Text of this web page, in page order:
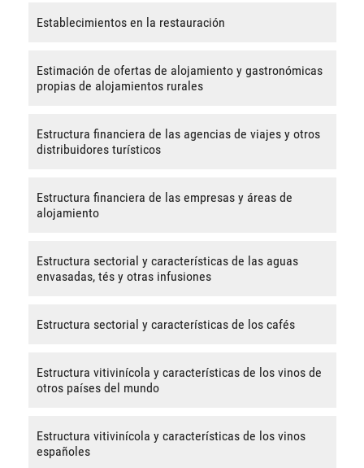
Establecimientos en la restauración
Estimación de ofertas de alojamiento y gastronómicas
propias de alojamientos rurales
Estructura financiera de las agencias de viajes y otros
distribuidores turísticos
Estructura financiera de las empresas y áreas de
alojamiento
Estructura sectorial y características de las aguas
envasadas, tés y otras infusiones
Estructura sectorial y características de los cafés
Estructura vitivinícola y características de los vinos de
otros países del mundo
Estructura vitivinícola y características de los vinos
españoles